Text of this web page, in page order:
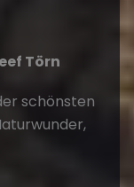
Törn
schönsten